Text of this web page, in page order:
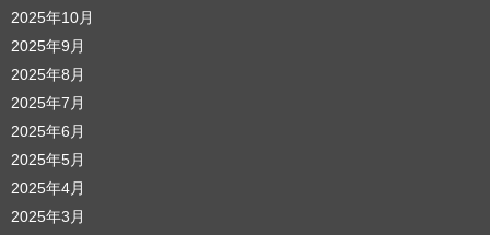
2025年10月
2025年9月
2025年8月
2025年7月
2025年6月
2025年5月
2025年4月
2025年3月